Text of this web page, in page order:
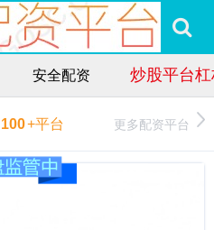
安全配资 炒股平台
100+平台 更多配资平台